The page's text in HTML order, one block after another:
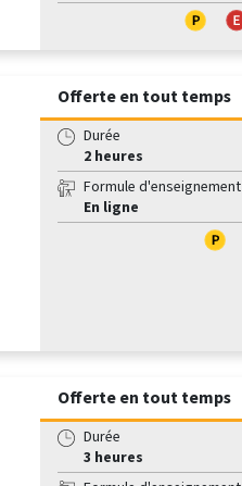
Offerte en tout temps
Durée
2 heures
Formule d'enseignement
En ligne
Offerte en tout temps
Durée
3 heures